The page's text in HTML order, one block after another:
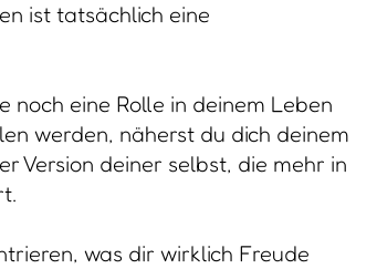
ist tatsächlich eine
noch eine Rolle in deinem Leben
werden, näherst du dich deinem
Version deiner selbst, die mehr in
was dir wirklich Freude